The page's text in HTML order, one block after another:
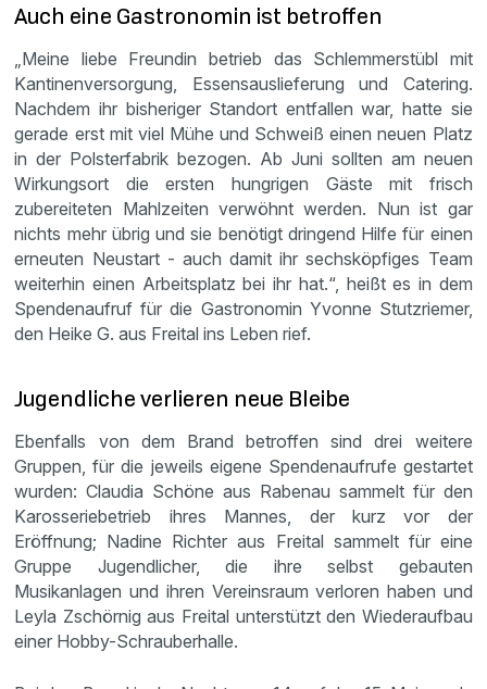
Auch eine Gastronomin ist betroffen
„Meine liebe Freundin betrieb das Schlemmerstübl mit
Kantinenversorgung, Essensauslieferung und Catering.
Nachdem ihr bisheriger Standort entfallen war, hatte sie
gerade erst mit viel Mühe und Schweiß einen neuen Platz
in der Polsterfabrik bezogen. Ab Juni sollten am neuen
Wirkungsort die ersten hungrigen Gäste mit frisch
zubereiteten Mahlzeiten verwöhnt werden. Nun ist gar
nichts mehr übrig und sie benötigt dringend Hilfe für einen
erneuten Neustart - auch damit ihr sechsköpfiges Team
weiterhin einen Arbeitsplatz bei ihr hat.“, heißt es in dem
Spendenaufruf für die Gastronomin Yvonne Stutzriemer,
den Heike G. aus Freital ins Leben rief.
Jugendliche verlieren neue Bleibe
Ebenfalls von dem Brand betroffen sind drei weitere
Gruppen, für die jeweils eigene Spendenaufrufe gestartet
wurden: Claudia Schöne aus Rabenau sammelt für den
Karosseriebetrieb ihres Mannes, der kurz vor der
Eröffnung; Nadine Richter aus Freital sammelt für eine
Gruppe Jugendlicher, die ihre selbst gebauten
Musikanlagen und ihren Vereinsraum verloren haben und
Leyla Zschörnig aus Freital unterstützt den Wiederaufbau
einer Hobby-Schrauberhalle.